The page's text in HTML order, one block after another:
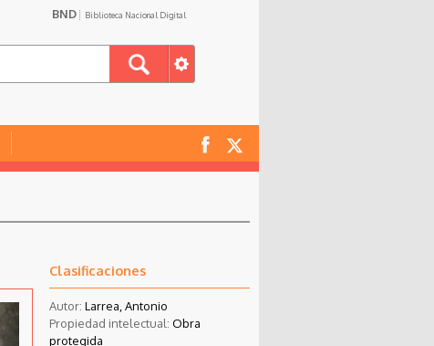
BND Biblioteca Nacional Digital
Clasificaciones
Autor: Larrea, Antonio
Propiedad intelectual: Obra
protegida